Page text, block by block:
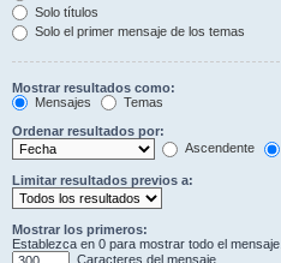
Solo títulos
Solo el primer mensaje de los temas
Mostrar resultados como:
Mensajes
Temas
Ordenar resultados por:
Ascendente
Limitar resultados previos a:
Mostrar los primeros:
Establezca en 0 para mostrar todo el mensaje.
Caracteres del mensaje